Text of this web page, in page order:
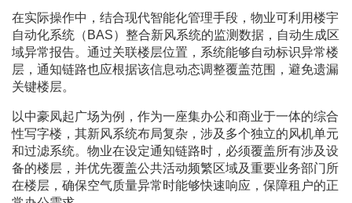
在实际操作中，结合现代智能化管理手段，物业可利用楼宇
自动化系统（BAS）整合新风系统的监测数据，自动生成区
域异常报告。通过关联楼层位置，系统能够自动标识异常楼
层，通知链路也应根据该信息动态调整覆盖范围，避免遗漏
关键楼层。
以中豪凤起广场为例，作为一座集办公和商业于一体的综合
性写字楼，其新风系统布局复杂，涉及多个独立的风机单元
和过滤系统。物业在设定通知链路时，必须覆盖所有涉及设
备的楼层，并优先覆盖公共活动频繁区域及重要业务部门所
在楼层，确保空气质量异常时能够快速响应，保障租户的正